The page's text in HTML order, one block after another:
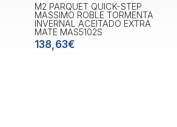
M2 PARQUET QUICK-STEP
MASSIMO ROBLE TORMENTA
INVERNAL ACEITADO EXTRA
MATE MAS5102S
138,63€